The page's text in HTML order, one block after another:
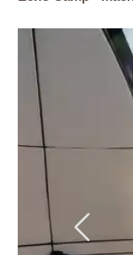
Previous